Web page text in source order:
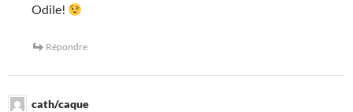
Odile!
Répondre
cath/caque